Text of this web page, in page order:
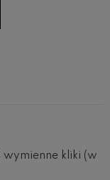
kliki (w